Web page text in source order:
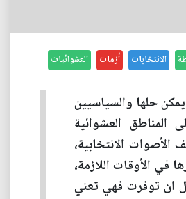
الانتخابات أزمات العشوائيات
يمكن حلها والسياسيين
المناطق العشوائية
الأصوات الانتخابية،
في الأوقات اللازمة،
ان توفرت فهي تعني